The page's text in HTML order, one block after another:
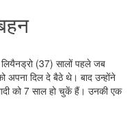
(37) सालों पहले जब
अपना दिल दे बैठे थे। बाद उन्होंने
को 7 साल हो चुकें हैं। उनकी एक